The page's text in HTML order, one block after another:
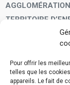
Pour offrir les
telles que les
appareils. Le fait de
TERRITOIRE
VIVRE À VOS